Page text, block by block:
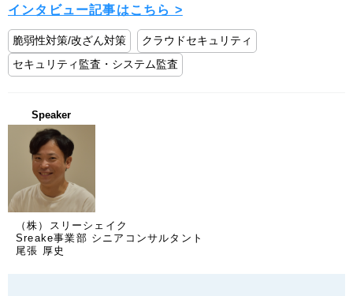
インタビュー記事はこちら >
脆弱性対策/改ざん対策
クラウドセキュリティ
セキュリティ監査・システム監査
Speaker
（株）スリーシェイク
Sreake事業部 シニアコンサルタント
尾張 厚史